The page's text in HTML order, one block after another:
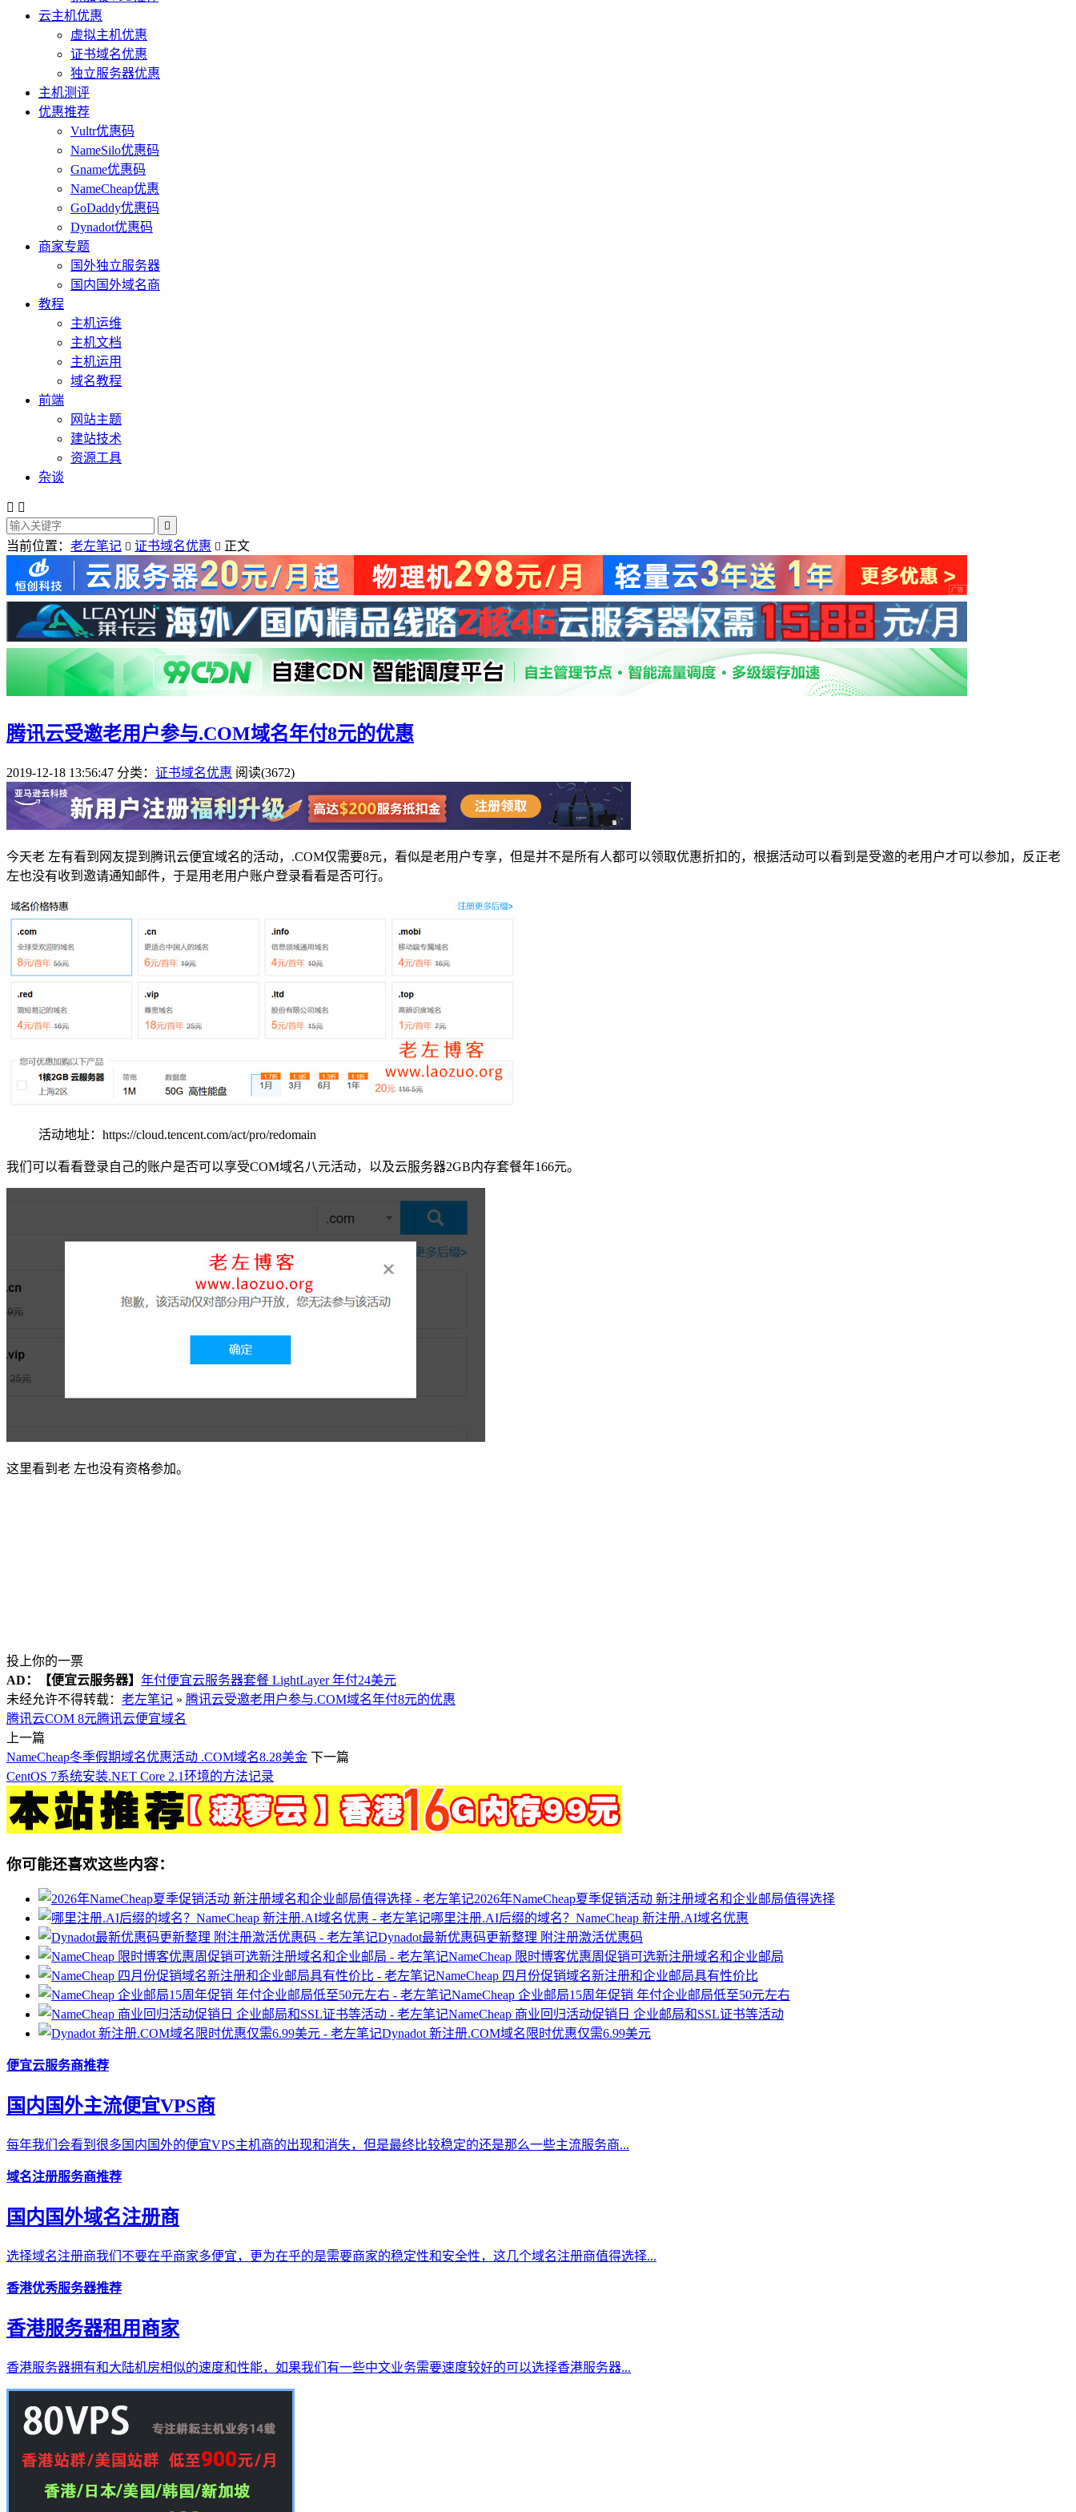
云主机优惠
虚拟主机优惠
证书域名优惠
独立服务器优惠
主机测评
优惠推荐
Vultr优惠码
NameSilo优惠码
Gname优惠码
NameCheap优惠
GoDaddy优惠码
Dynadot优惠码
商家专题
国外独立服务器
国内国外域名商
教程
主机运维
主机文档
主机运用
域名教程
前端
网站主题
建站技术
资源工具
杂谈
 

当前位置： 老左笔记  证书域名优惠  正文
腾讯云受邀老用户参与.COM域名年付8元的优惠
2019-12-18 13:56:47 分类： 证书域名优惠 阅读(3672)
今天老 左有看到网友提到腾讯云便宜域名的活动，.COM仅需要8元，看似是老用户专享，但是并不是所有人都可以领取优惠折扣的，根据活动可以看到是受邀的老用户才可以参加，反正老
左也没有收到邀请通知邮件，于是用老用户账户登录看看是否可行。
活动地址：https://cloud.tencent.com/act/pro/redomain
我们可以看看登录自己的账户是否可以享受COM域名八元活动，以及云服务器2GB内存套餐年166元。
这里看到老 左也没有资格参加。
投上你的一票
AD：
【便宜云服务器】 年付便宜云服务器套餐 LightLayer 年付24美元
未经允许不得转载： 老左笔记 » 腾讯云受邀老用户参与.COM域名年付8元的优惠
腾讯云COM 8元腾讯云便宜域名
上一篇
NameCheap冬季假期域名优惠活动 .COM域名8.28美金 下一篇
CentOS 7系统安装.NET Core 2.1环境的方法记录
你可能还喜欢这些内容：
2026年NameCheap夏季促销活动 新注册域名和企业邮局值得选择
哪里注册.AI后缀的域名？NameCheap 新注册.AI域名优惠
Dynadot最新优惠码更新整理 附注册激活优惠码
NameCheap 限时博客优惠周促销可选新注册域名和企业邮局
NameCheap 四月份促销域名新注册和企业邮局具有性价比
NameCheap 企业邮局15周年促销 年付企业邮局低至50元左右
NameCheap 商业回归活动促销日 企业邮局和SSL证书等活动
Dynadot 新注册.COM域名限时优惠仅需6.99美元
便宜云服务商推荐
国内国外主流便宜VPS商
每年我们会看到很多国内国外的便宜VPS主机商的出现和消失，但是最终比较稳定的还是那么一些主流服务商...
域名注册服务商推荐
国内国外域名注册商
选择域名注册商我们不要在乎商家多便宜，更为在乎的是需要商家的稳定性和安全性，这几个域名注册商值得选择...
香港优秀服务器推荐
香港服务器租用商家
香港服务器拥有和大陆机房相似的速度和性能，如果我们有一些中文业务需要速度较好的可以选择香港服务器...